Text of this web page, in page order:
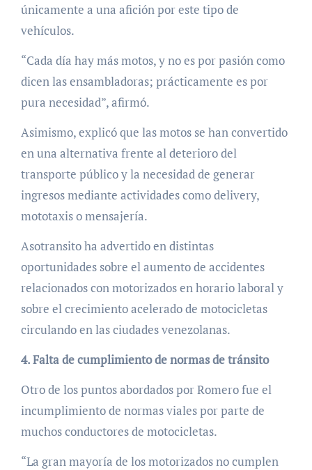
únicamente a una afición por este tipo de
vehículos.
“Cada día hay más motos, y no es por pasión como
dicen las ensambladoras; prácticamente es por
pura necesidad”, afirmó.
Asimismo, explicó que las motos se han convertido
en una alternativa frente al deterioro del
transporte público y la necesidad de generar
ingresos mediante actividades como delivery,
mototaxis o mensajería.
Asotransito ha advertido en distintas
oportunidades sobre el aumento de accidentes
relacionados con motorizados en horario laboral y
sobre el crecimiento acelerado de motocicletas
circulando en las ciudades venezolanas.
4. Falta de cumplimiento de normas de tránsito
Otro de los puntos abordados por Romero fue el
incumplimiento de normas viales por parte de
muchos conductores de motocicletas.
“La gran mayoría de los motorizados no cumplen